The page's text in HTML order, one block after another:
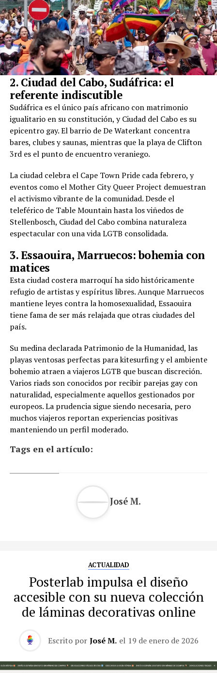
2. Ciudad del Cabo, Sudáfrica: el
referente indiscutible
Sudáfrica es el único país africano con matrimonio
igualitario en su constitución, y Ciudad del Cabo es su
epicentro gay. El barrio de De Waterkant concentra
bares, clubes y saunas, mientras que la playa de Clifton
3rd es el punto de encuentro veraniego.
La ciudad celebra el Cape Town Pride cada febrero, y
eventos como el Mother City Queer Project demuestran
el activismo vibrante de la comunidad. Desde el
teleférico de Table Mountain hasta los viñedos de
Stellenbosch, Ciudad del Cabo combina naturaleza
espectacular con una vida LGTB consolidada.
3. Essaouira, Marruecos: bohemia con
matices
Esta ciudad costera marroquí ha sido históricamente
refugio de artistas y espíritus libres. Aunque Marruecos
mantiene leyes contra la homosexualidad, Essaouira
tiene fama de ser más relajada que otras ciudades del
país.
Su medina declarada Patrimonio de la Humanidad, las
playas ventosas perfectas para kitesurfing y el ambiente
bohemio atraen a viajeros LGTB que buscan discreción.
Varios riads son conocidos por recibir parejas gay con
naturalidad, especialmente aquellos gestionados por
europeos. La prudencia sigue siendo necesaria, pero
muchos viajeros reportan experiencias positivas
manteniendo un perfil moderado.
Tags en el artículo:
José M.
ACTUALIDAD
Posterlab impulsa el diseño
accesible con su nueva colección
de láminas decorativas online
Escrito por José M. el 19 de enero de 2026